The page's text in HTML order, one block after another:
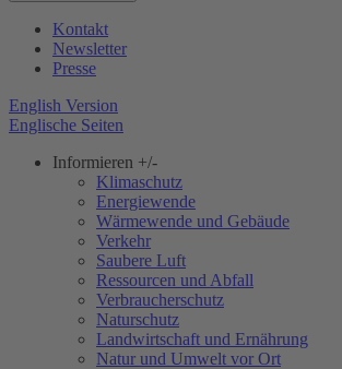
Kontakt
Newsletter
Presse
English Version
Englische Seiten
Informieren +/-
Klimaschutz
Energiewende
Wärmewende und Gebäude
Verkehr
Saubere Luft
Ressourcen und Abfall
Verbraucherschutz
Naturschutz
Landwirtschaft und Ernährung
Natur und Umwelt vor Ort